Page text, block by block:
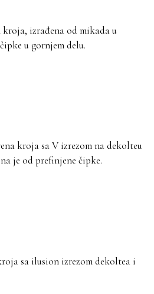
kroja, izrađena od mikada u
u gornjem delu.
kroja sa V izrezom na dekolteu
je od prefinjene čipke.
sa ilusion izrezom dekoltea i